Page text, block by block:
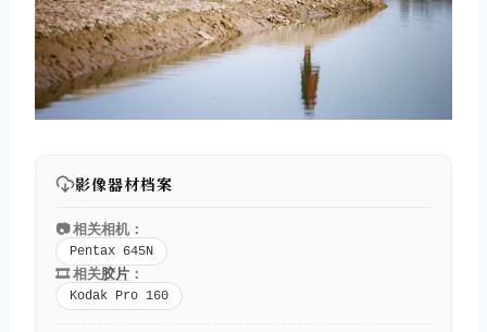
影像器材档案
📷 相关相机：
Pentax 645N
🎞️ 相关胶片 ：
Kodak Pro 160
取消 搜索